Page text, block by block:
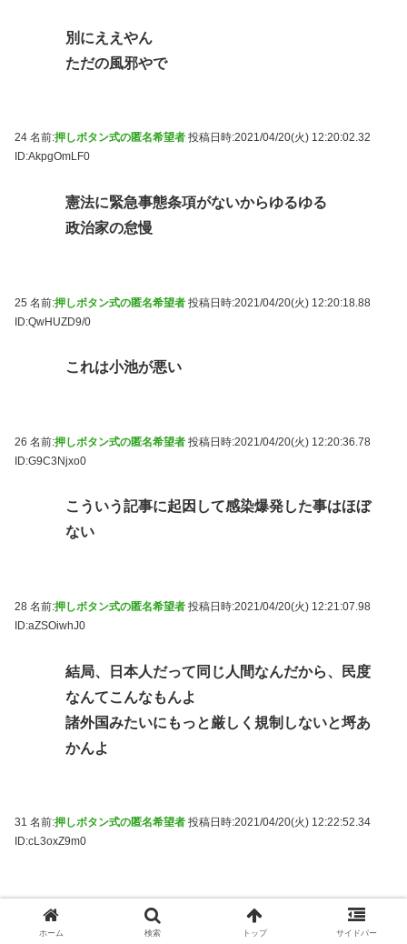
別にええやん
ただの風邪やで
24 名前:押しボタン式の匿名希望者 投稿日時:2021/04/20(火) 12:20:02.32
ID:AkpgOmLF0
憲法に緊急事態条項がないからゆるゆる
政治家の怠慢
25 名前:押しボタン式の匿名希望者 投稿日時:2021/04/20(火) 12:20:18.88
ID:QwHUZD9/0
これは小池が悪い
26 名前:押しボタン式の匿名希望者 投稿日時:2021/04/20(火) 12:20:36.78
ID:G9C3Njxo0
こういう記事に起因して感染爆発した事はほぼ
ない
28 名前:押しボタン式の匿名希望者 投稿日時:2021/04/20(火) 12:21:07.98
ID:aZSOiwhJ0
結局、日本人だって同じ人間なんだから、民度
なんてこんなもんよ
諸外国みたいにもっと厳しく規制しないと埒あ
かんよ
31 名前:押しボタン式の匿名希望者 投稿日時:2021/04/20(火) 12:22:52.34
ID:cL3oxZ9m0
屋内イベントやるバカ
ホーム 検索 トップ サイドバー